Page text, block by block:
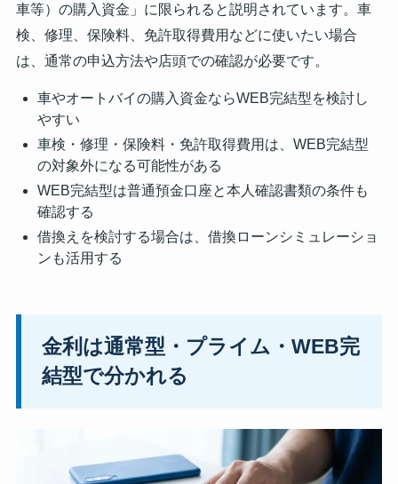
車等）の購入資金」に限られると説明されています。車
検、修理、保険料、免許取得費用などに使いたい場合
は、通常の申込方法や店頭での確認が必要です。
車やオートバイの購入資金ならWEB完結型を検討し
やすい
車検・修理・保険料・免許取得費用は、WEB完結型
の対象外になる可能性がある
WEB完結型は普通預金口座と本人確認書類の条件も
確認する
借換えを検討する場合は、借換ローンシミュレーショ
ンも活用する
金利は通常型・プライム・WEB完
結型で分かれる